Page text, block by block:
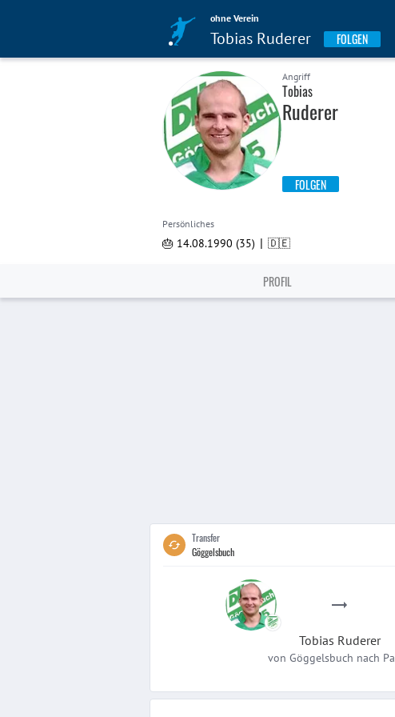
ohne Verein
Tobias Ruderer FOLGEN
Angriff
Tobias
Ruderer
FOLGEN
Persönliches
🎂 14.08.1990 (35) | 🇩🇪
PROFIL
Transfer
Göggelsbuch
Tobias Ruderer
von Göggelsbuch nach